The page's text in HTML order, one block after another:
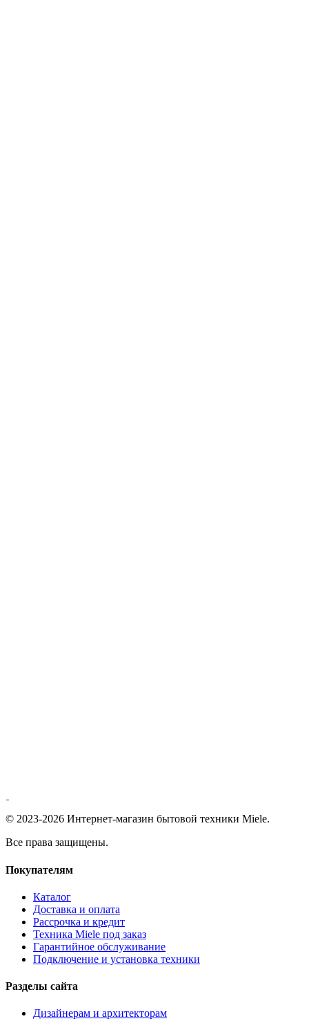
© 2023-2026 Интернет-магазин бытовой техники Miele.
Все права защищены.
Покупателям
Каталог
Доставка и оплата
Рассрочка и кредит
Техника Miele под заказ
Гарантийное обслуживание
Подключение и установка техники
Разделы сайта
Дизайнерам и архитекторам